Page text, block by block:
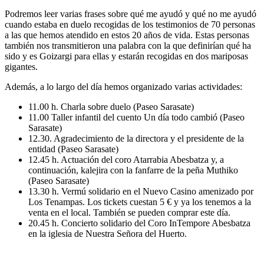
Podremos leer varias frases sobre qué me ayudó y qué no me ayudó
cuando estaba en duelo recogidas de los testimonios de 70 personas
a las que hemos atendido en estos 20 años de vida. Estas personas
también nos transmitieron una palabra con la que definirían qué ha
sido y es Goizargi para ellas y estarán recogidas en dos mariposas
gigantes.
Además, a lo largo del día hemos organizado varias actividades:
11.00 h. Charla sobre duelo (Paseo Sarasate)
11.00 Taller infantil del cuento Un día todo cambió (Paseo
Sarasate)
12.30. Agradecimiento de la directora y el presidente de la
entidad (Paseo Sarasate)
12.45 h. Actuación del coro Atarrabia Abesbatza y, a
continuación, kalejira con la fanfarre de la peña Muthiko
(Paseo Sarasate)
13.30 h. Vermú solidario en el Nuevo Casino amenizado por
Los Tenampas. Los tickets cuestan 5 € y ya los tenemos a la
venta en el local. También se pueden comprar este día.
20.45 h. Concierto solidario del Coro InTempore Abesbatza
en la iglesia de Nuestra Señora del Huerto.